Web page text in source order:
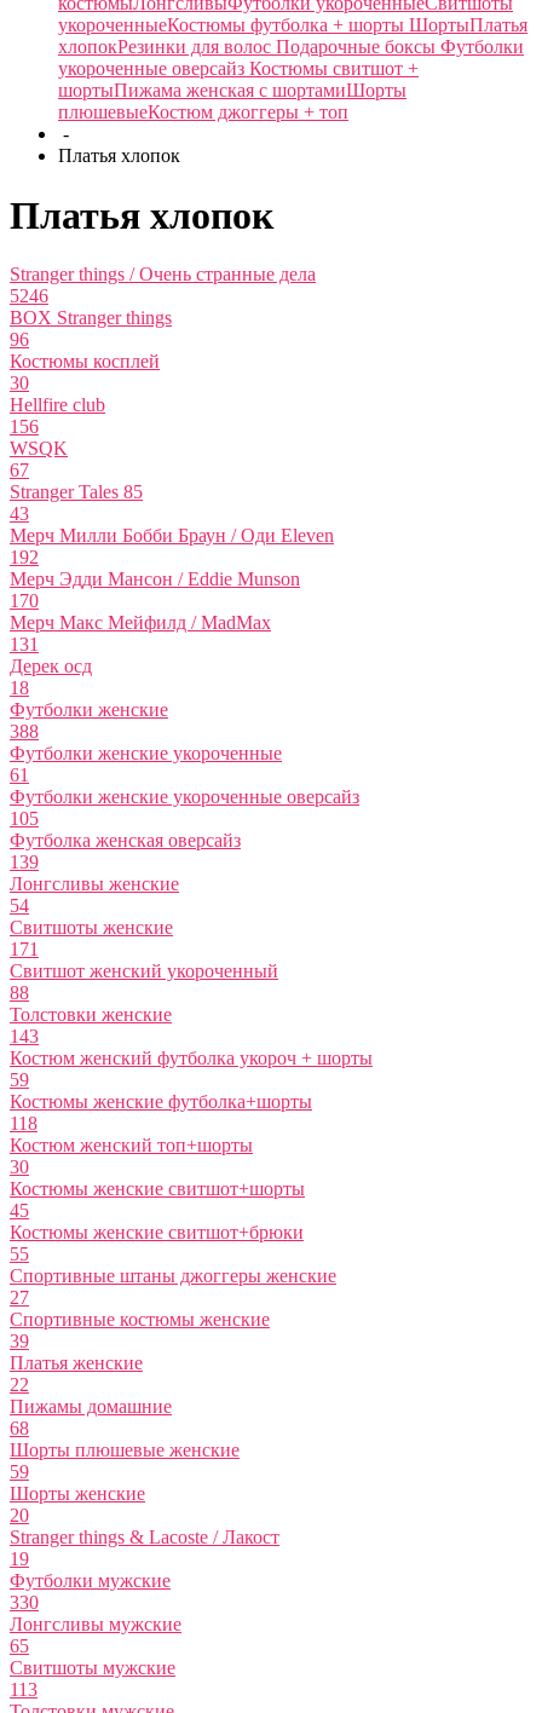
укороченныеКостюмы футболка + шорты ШортыПлатья
хлопокРезинки для волос Подарочные боксы Футболки
укороченные оверсайз Костюмы свитшот +
шортыПижама женская с шортамиШорты
плюшевыеКостюм джоггеры + топ
-
Платья хлопок
Платья хлопок
Stranger things / Очень странные дела
5246
BOX Stranger things
96
Костюмы косплей
30
Hellfire club
156
WSQK
67
Stranger Tales 85
43
Мерч Милли Бобби Браун / Оди Eleven
192
Мерч Эдди Мансон / Eddie Munson
170
Мерч Макс Мейфилд / MadMax
131
Дерек осд
18
Футболки женские
388
Футболки женские укороченные
61
Футболки женские укороченные оверсайз
105
Футболка женская оверсайз
139
Лонгсливы женские
54
Свитшоты женские
171
Свитшот женский укороченный
88
Толстовки женские
143
Костюм женский футболка укороч + шорты
59
Костюмы женские футболка+шорты
118
Костюм женский топ+шорты
30
Костюмы женские свитшот+шорты
45
Костюмы женские свитшот+брюки
55
Спортивные штаны джоггеры женские
27
Спортивные костюмы женские
39
Платья женские
22
Пижамы домашние
68
Шорты плюшевые женские
59
Шорты женские
20
Stranger things & Lacoste / Лакост
19
Футболки мужские
330
Лонгсливы мужские
65
Свитшоты мужские
113